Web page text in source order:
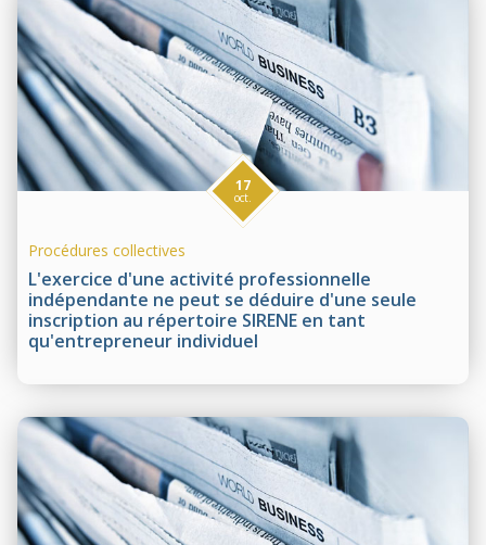
L'exercice d'une activité professionnelle
indépendante ne peut se déduire d'une seule
inscription au répertoire SIRENE en tant
qu'entrepreneur individuel
17
oct.
Procédures collectives